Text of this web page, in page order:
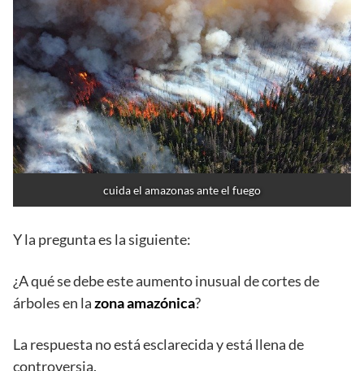
cuida el amazonas ante el fuego
Y la pregunta es la siguiente:
¿A qué se debe este aumento inusual de cortes de
árboles en lazona amazónica?
La respuesta no está esclarecida y está llena de
controversia.